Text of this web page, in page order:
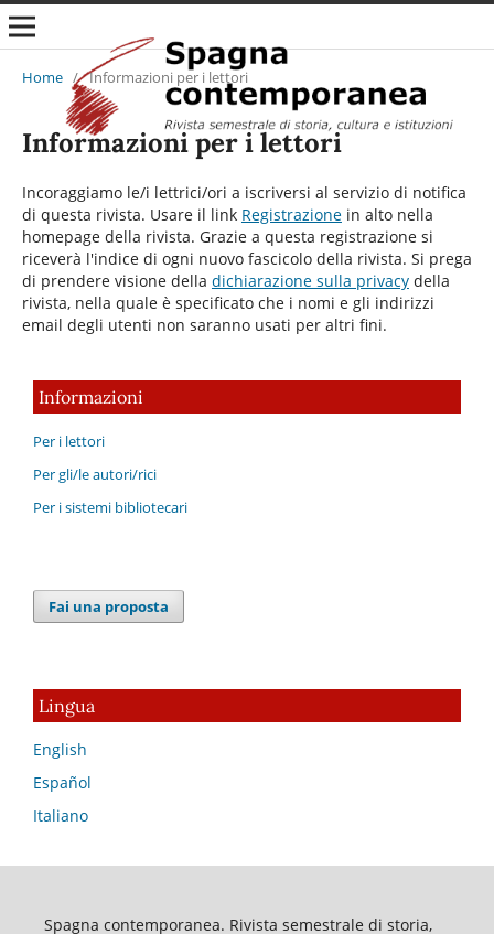
Home / Informazioni per i lettori
Informazioni per i lettori
Incoraggiamo le/i lettrici/ori a iscriversi al servizio di notifica
di questa rivista. Usare il link Registrazionein alto nella
homepage della rivista. Grazie a questa registrazione si
riceverà l'indice di ogni nuovo fascicolo della rivista. Si prega
di prendere visione della dichiarazione sulla privacydella
rivista, nella quale è specificato che i nomi e gli indirizzi
email degli utenti non saranno usati per altri fini.
Informazioni
Per i lettori
Per gli/le autori/rici
Per i sistemi bibliotecari
Fai una proposta
Lingua
English
Español
Italiano
Spagna contemporanea. Rivista semestrale di storia,